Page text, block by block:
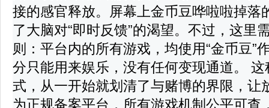
接的感官释放。屏幕上金币豆哗啦啦掉落
了大脑对“即时反馈”的渴望。不过，这里
则： 平台内的所有游戏，均使用“金币豆”
分只能用来娱乐 ，没有任何变现通道。
这
式，从一开始就划清了与赌博的界限，让
为正规备案平台 ，所有游戏机制公平可查